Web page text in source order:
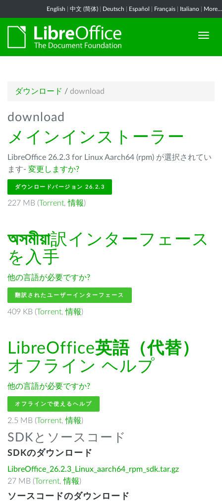
English 中文 (简体) Deutsch Español Français Italiano More...
ダウンロード / download
download
メインインストーラー
LibreOffice 26.2.3 for Linux Aarch64 (rpm) が選択されてい
ます- 変更しますか?
ダウンロードバージョン 26.2.3
227 MB (Torrent,情報)
অসমীয়া訳インターフェース
を入手
他の言語が必要ですか?
翻訳されたユーザーインターフェース
409 KB (Torrent,情報)
LibreOffice英語（代替）
オフライン ヘルプ
他の言語が必要ですか?
オフラインで使えるヘルプ
2.5 MB (Torrent,情報)
SDKとソースコード
SDKのダウンロード
LibreOffice_26.2.3_Linux_aarch64_rpm_sdk.tar.gz
27 MB (Torrent,情報)
ソースコードのダウンロード